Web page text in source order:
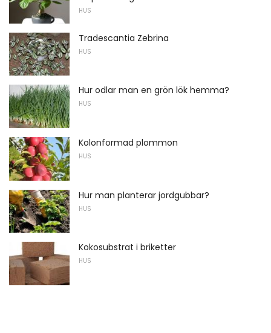
HUS
Tradescantia Zebrina
HUS
Hur odlar man en grön lök hemma?
HUS
Kolonformad plommon
HUS
Hur man planterar jordgubbar?
HUS
Kokosubstrat i briketter
HUS